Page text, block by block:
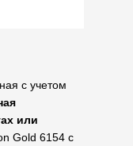
с учетом
или
Gold 6154 с